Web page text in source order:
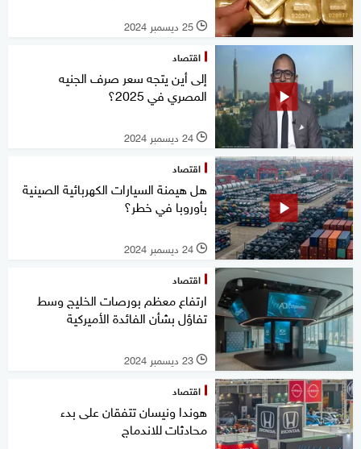
l 25 ديسمبر 2024
اقتصاد
إلى أين يتجه سعر صرف الجنيه
المصري في 2025؟
l 24 ديسمبر 2024
اقتصاد
هل هيمنة السيارات الكهربائية الصينية
بأوروبا في خطر؟
l 24 ديسمبر 2024
اقتصاد
ارتفاع معظم بورصات الخليج وسط
تفاؤل بشأن الفائدة الأميركية
l 23 ديسمبر 2024
اقتصاد
هوندا ونيسان تتفقان على بدء
محادثات للاندماج